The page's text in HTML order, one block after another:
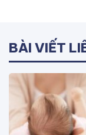
BÀI VIẾT